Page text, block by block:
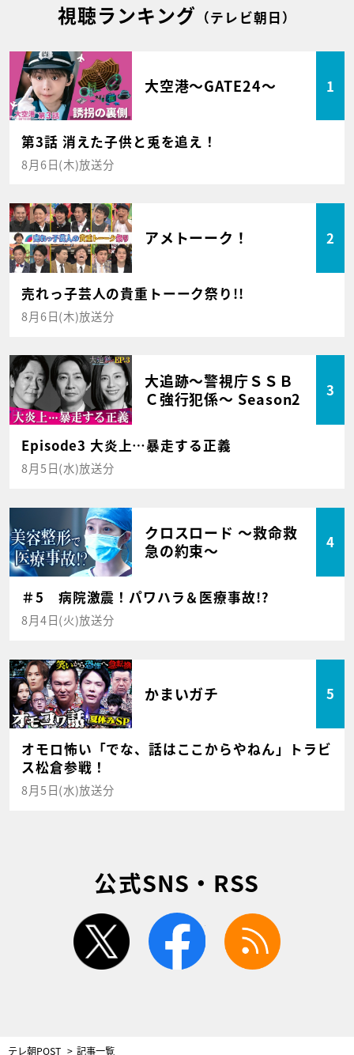
視聴ランキング （テレビ朝日）
大空港～GATE24～ 1
第3話 消えた子供と兎を追え！
8月6日(木)放送分
アメトーーク！ 2
売れっ子芸人の貴重トーーク祭り!!
8月6日(木)放送分
大追跡～警視庁ＳＳＢ
Ｃ強行犯係～ Season2
3
Episode3 大炎上…暴走する正義
8月5日(水)放送分
クロスロード ～救命救
急の約束～
4
＃5 病院激震！パワハラ＆医療事故!?
8月4日(火)放送分
かまいガチ 5
オモロ怖い「でな、話はここからやねん」トラビ
ス松倉参戦！
8月5日(水)放送分
公式SNS・RSS
twitter facebook
テレ朝POST 記事一覧